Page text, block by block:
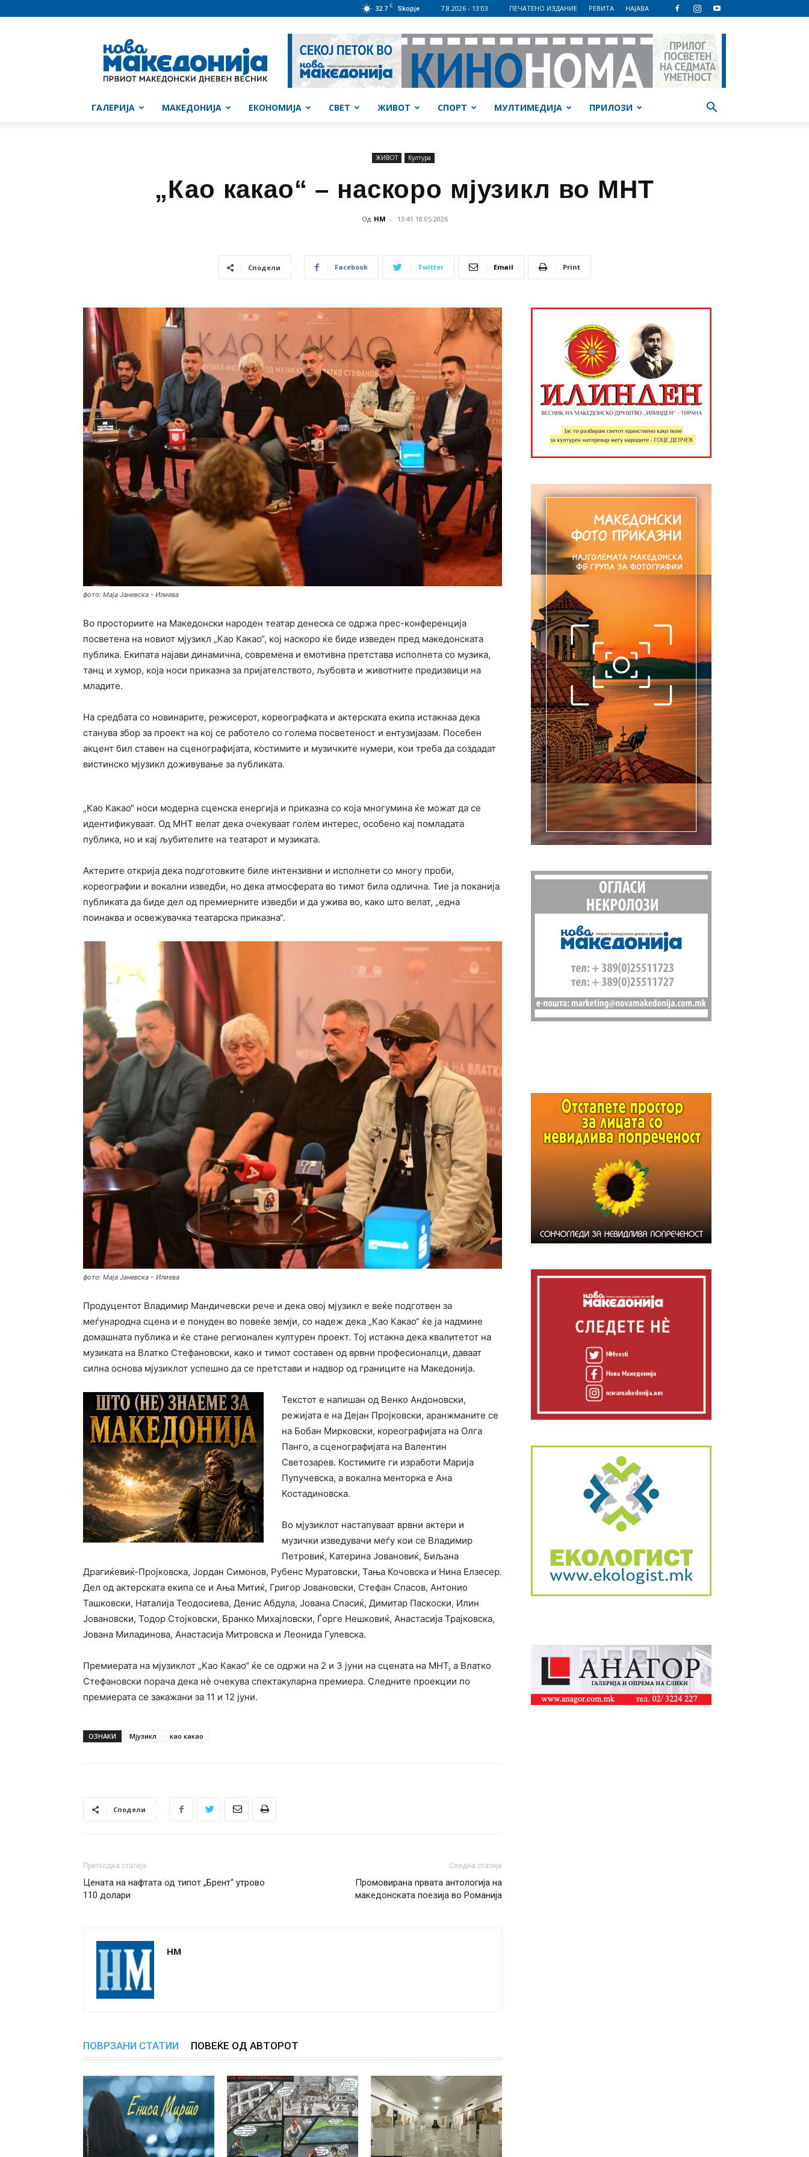
32.7 C Skopje 7.8.2026 - 13:03 ПЕЧАТЕНО ИЗДАНИЕ РЕВИТА НАЈАВА
Македонија
ГАЛЕРИЈА МАКЕДОНИЈА ЕКОНОМИЈА СВЕТ ЖИВОТ СПОРТ МУЛТИМЕДИЈА ПРИЛОЗИ
ЖИВОТ Култура
„Као какао“ – наскоро мјузикл во МНТ
Од НМ - 13:41 18.05.2026
Сподели Facebook Twitter Email Print
фото: Маја Јаневска - Илиева
Во просториите на Македонски народен театар денеска се одржа прес-конференција
посветена на новиот мјузикл „Као Какао“, кој наскоро ќе биде изведен пред македонската
публика. Екипата најави динамична, современа и емотивна претстава исполнета со музика,
танц и хумор, која носи приказна за пријателството, љубовта и животните предизвици на
младите.
На средбата со новинарите, режисерот, кореографката и актерската екипа истакнаа дека
станува збор за проект на кој се работело со голема посветеност и ентузијазам. Посебен
акцент бил ставен на сценографијата, костимите и музичките нумери, кои треба да создадат
вистинско мјузикл доживување за публиката.
„Као Какао“ носи модерна сценска енергија и приказна со која многумина ќе можат да се
идентификуваат. Од МНТ велат дека очекуваат голем интерес, особено кај помладата
публика, но и кај љубителите на театарот и музиката.
Актерите открија дека подготовките биле интензивни и исполнети со многу проби,
кореографии и вокални изведби, но дека атмосферата во тимот била одлична. Тие ја поканија
публиката да биде дел од премиерните изведби и да ужива во, како што велат, „една
поинаква и освежувачка театарска приказна“.
фото: Маја Јаневска – Илиева
Продуцентот Владимир Мандичевски рече и дека овој мјузикл е веќе подготвен за
меѓународна сцена и е понуден во повеќе земји, со надеж дека „Као Какао“ ќе ја надмине
домашната публика и ќе стане регионален културен проект. Тој истакна дека квалитетот на
музиката на Влатко Стефановски, како и тимот составен од врвни професионалци, даваат
силна основа мјузиклот успешно да се претстави и надвор од границите на Македонија.
Текстот е напишан од Венко Андоновски,
режијата е на Дејан Пројковски, аранжманите се
на Бобан Мирковски, кореографијата на Олга
Панго, а сценографијата на Валентин
Светозарев. Костимите ги изработи Марија
Пупучевска, а вокална менторка е Ана
Костадиновска.
Во мјузиклот настапуваат врвни актери и
музички изведувачи меѓу кои се Владимир
Петровиќ, Катерина Јовановиќ, Биљана
Драгиќевиќ-Пројковска, Јордан Симонов, Рубенс Муратовски, Тања Кочовска и Нина Елзесер.
Дел од актерската екипа се и Ања Митиќ, Григор Јовановски, Стефан Спасов, Антонио
Ташковски, Наталија Теодосиева, Денис Абдула, Јована Спасиќ, Димитар Паскоски, Илин
Јовановски, Тодор Стојковски, Бранко Михајловски, Ѓорге Нешковиќ, Анастасија Трајковска,
Јована Миладинова, Анастасија Митровска и Леонида Гулевска.
Премиерата на мјузиклот „Као Какао“ ќе се одржи на 2 и 3 јуни на сцената на МНТ, а Влатко
Стефановски порача дека нѐ очекува спектакуларна премиера. Следните проекции по
премиерата се закажани за 11 и 12 јуни.
ОЗНАКИ Мјузикл као какао
Сподели
Претходна статија
Цената на нафтата од типот „Брент“ утрово
110 долари
Следна статија
Промовирана првата антологија на
македонската поезија во Романија
НМ
ПОВРЗАНИ СТАТИИ ПОВЕЌЕ ОД АВТОРОТ